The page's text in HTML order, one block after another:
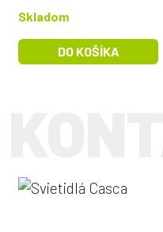
Skladom
DO KOŠÍKA